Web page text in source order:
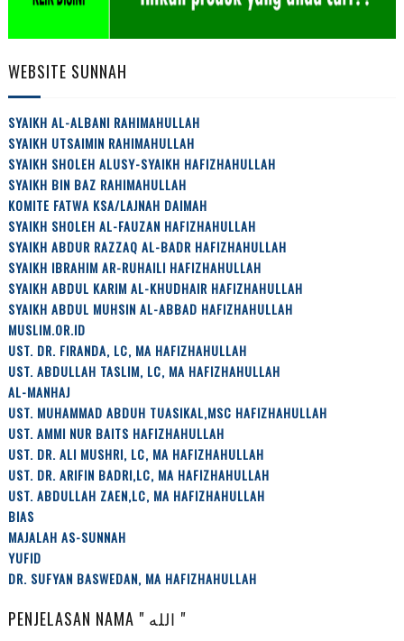
WEBSITE SUNNAH
SYAIKH AL-ALBANI RAHIMAHULLAH
SYAIKH UTSAIMIN RAHIMAHULLAH
SYAIKH SHOLEH ALUSY-SYAIKH HAFIZHAHULLAH
SYAIKH BIN BAZ RAHIMAHULLAH
KOMITE FATWA KSA/LAJNAH DAIMAH
SYAIKH SHOLEH AL-FAUZAN HAFIZHAHULLAH
SYAIKH ABDUR RAZZAQ AL-BADR HAFIZHAHULLAH
SYAIKH IBRAHIM AR-RUHAILI HAFIZHAHULLAH
SYAIKH ABDUL KARIM AL-KHUDHAIR HAFIZHAHULLAH
SYAIKH ABDUL MUHSIN AL-ABBAD HAFIZHAHULLAH
MUSLIM.OR.ID
UST. DR. FIRANDA, LC, MA HAFIZHAHULLAH
UST. ABDULLAH TASLIM, LC, MA HAFIZHAHULLAH
AL-MANHAJ
UST. MUHAMMAD ABDUH TUASIKAL,MSC HAFIZHAHULLAH
UST. AMMI NUR BAITS HAFIZHAHULLAH
UST. DR. ALI MUSHRI, LC, MA HAFIZHAHULLAH
UST. DR. ARIFIN BADRI,LC, MA HAFIZHAHULLAH
UST. ABDULLAH ZAEN,LC, MA HAFIZHAHULLAH
BIAS
MAJALAH AS-SUNNAH
YUFID
DR. SUFYAN BASWEDAN, MA HAFIZHAHULLAH
PENJELASAN NAMA " الله "